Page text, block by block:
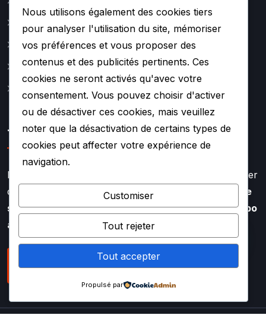
A propos
Contact
Mentions légales
TURBO SOUF
Faire appel à l’expertise de TURBO SOUF, c’est profiter
d’un savoir faire aiguisé depuis plus de
20 ans dans le
secteur de la rénovation et de la réparation de turbo
auto
NOUS CONTACTER
Nous utilisons également des cookies tiers
pour analyser l'utilisation du site, mémoriser
vos préférences et vous proposer des
contenus et des publicités pertinents. Ces
cookies ne seront activés qu'avec votre
consentement. Vous pouvez choisir d'activer
ou de désactiver ces cookies, mais veuillez
noter que la désactivation de certains types de
cookies peut affecter votre expérience de
navigation.
Customiser
Tout rejeter
Tout accepter
Propulsé par